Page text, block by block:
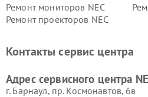
Ремонт мониторов NEC
Ремонт проекторов NEC
Контакты сервис центра
Адрес сервисного центра
г. Барнаул, ​пр. Космонавтов, 6в